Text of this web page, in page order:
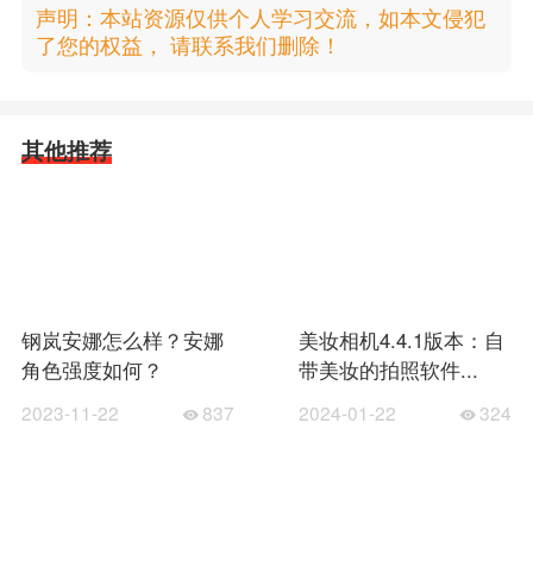
声明：本站资源仅供个人学习交流，如本文侵犯
了您的权益， 请联系我们删除！
其他推荐
钢岚安娜怎么样？安娜
角色强度如何？
2023-11-22 837
美妆相机4.4.1版本：自
带美妆的拍照软件...
2024-01-22 324